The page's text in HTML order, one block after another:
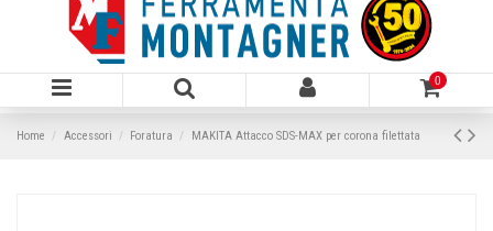
0
Home Accessori Foratura MAKITA Attacco SDS-MAX per corona filettata